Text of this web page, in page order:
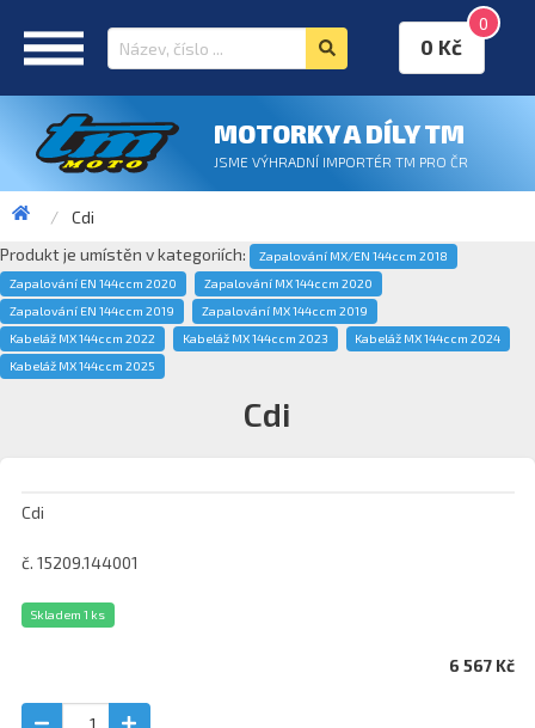
0
0 Kč
MOTORKY A DÍLY TM
JSME VÝHRADNÍ IMPORTÉR TM PRO ČR
Cdi
Produkt je umístěn v kategoriích:
Zapalování MX/EN 144ccm 2018
Zapalování EN 144ccm 2020
Zapalování MX 144ccm 2020
Zapalování EN 144ccm 2019
Zapalování MX 144ccm 2019
Kabeláž MX 144ccm 2022
Kabeláž MX 144ccm 2023
Kabeláž MX 144ccm 2024
Kabeláž MX 144ccm 2025
Cdi
Cdi
č. 15209.144001
Skladem 1 ks
6 567 Kč